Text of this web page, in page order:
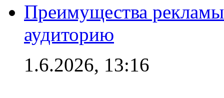
Преимущества
аудиторию
1.6.2026, 13:16